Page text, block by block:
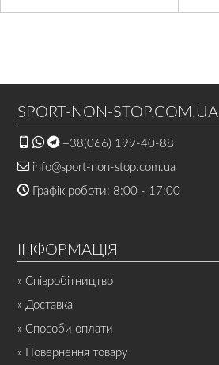
SPORT-NON-STOP.COM.UA
+38(066) 199-40-88
info@sport-non-stop.com.ua
Графік роботи: 8:00 - 17:00
ІНФОРМАЦІЯ
» Співробітництво
» Доставка
» Способи оплати
» Повернення товару